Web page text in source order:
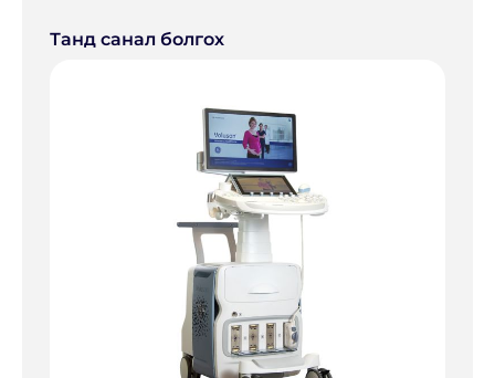
Танд санал болгох